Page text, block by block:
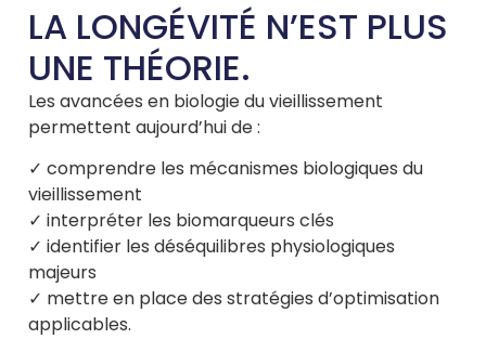
LA LONGÉVITÉ N’EST PLUS
UNE THÉORIE.
Les avancées en biologie du vieillissement
permettent aujourd’hui de :
✓ comprendre les mécanismes biologiques du
vieillissement
✓ interpréter les biomarqueurs clés
✓ identifier les déséquilibres physiologiques
majeurs
✓ mettre en place des stratégies d’optimisation
applicables.